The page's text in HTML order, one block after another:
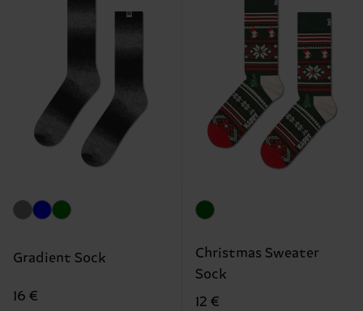
Gradient Sock
16 €
Christmas Sweater
Sock
12 €